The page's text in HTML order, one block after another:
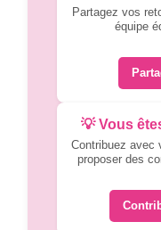
Partagez vos
équipe
💡 Vous
Contribuez avec
proposer des